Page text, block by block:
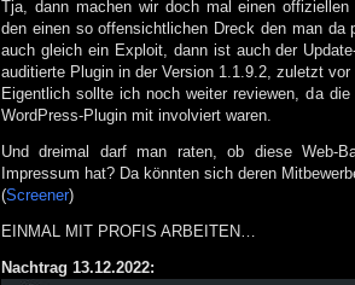
Tja, dann machen wir doch mal einen
den einen so offensichtlichen Dreck den man da
auch gleich ein Exploit, dann ist auch der
auditierte Plugin in der Version 1.1.9.2, zuletzt
Eigentlich sollte ich noch weiter reviewen, da
WordPress-Plugin mit involviert waren.
Und dreimal darf man raten, ob diese Web-
Impressum hat? Da könnten sich deren
(Screener)
EINMAL MIT PROFIS ARBEITEN…
Nachtrag 13.12.2022: